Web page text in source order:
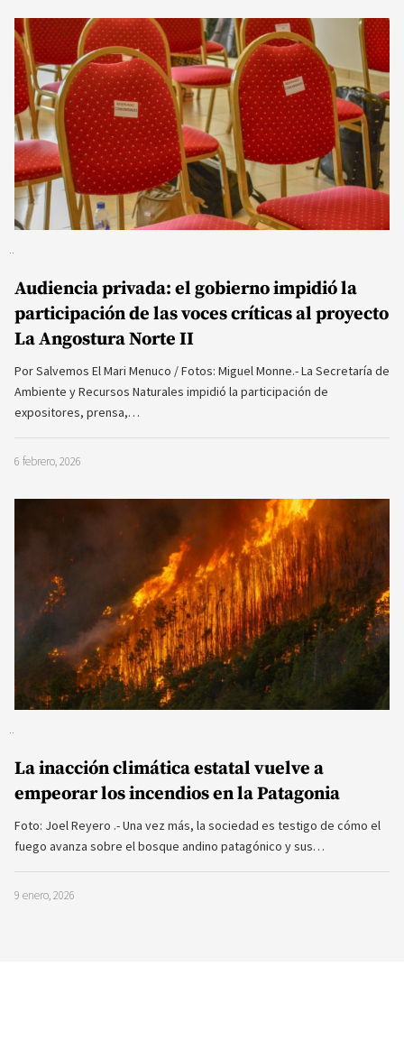
Audiencia privada: el gobierno impidió la
participación de las voces críticas al proyecto
La Angostura Norte II
Por Salvemos El Mari Menuco / Fotos: Miguel Monne.- La Secretaría de
Ambiente y Recursos Naturales impidió la participación de
expositores, prensa,…
6 febrero, 2026
La inacción climática estatal vuelve a
empeorar los incendios en la Patagonia
Foto: Joel Reyero .- Una vez más, la sociedad es testigo de cómo el
fuego avanza sobre el bosque andino patagónico y sus…
9 enero, 2026